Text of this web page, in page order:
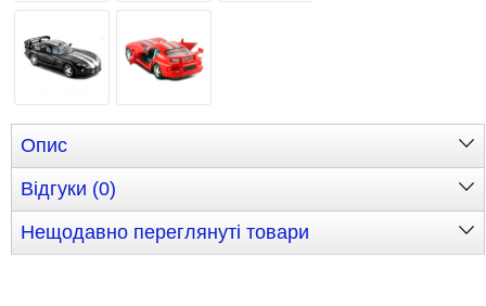
Опис
Відгуки (0)
Нещодавно переглянуті товари